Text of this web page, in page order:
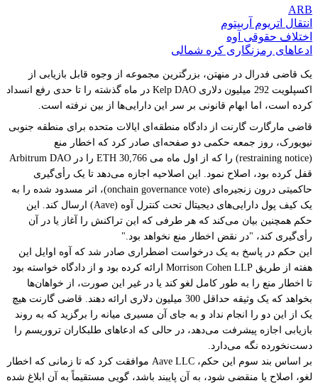
ARB
انتقال اتریوم آربیتوم
اختلاف حقوقی آوه
ادعاهای رمزنگاری کره شمالی
یک قاضی فدرال در منهتن، بزرگترین مجموعه از وجوه قابل بازیابی از
اکسپلویت 292 میلیون دلاری Kelp DAO در ماه گذشته را تا حدی رفع انسداد
کرده است، اما ابهام قانونی بر سر این دارایی‌ها از بین نرفته است.
قاضی مارگارت گارنت از دادگاه منطقه‌ای ایالات متحده برای منطقه جنوبی
نیویورک، روز جمعه حکمی دو صفحه‌ای صادر کرد که اخطار منع
(restraining notice) را که از اول ماه می 30,766 ETH را در Arbitrum DAO
قفل کرده بود، اصلاح نمود. این اصلاحیه اجازه می‌دهد تا یک رأی‌گیری
حاکمیتی درون زنجیره‌ای (onchain governance vote)، اتر مسدود شده را به
یک کیف پول دارایی‌های دیجیتال تحت کنترل آوه (Aave) ارسال کند. این
حکم همچنین بیان می‌کند که هر طرفی که این تراکنش را آغاز یا در آن
رأی‌گیری کند، "در نقض اخطار منع نخواهد بود."
این حکم در پاسخ به یک درخواست اضطراری صادر شد که آوه اوایل این
هفته از طریق Morrison Cohen LLP ارائه کرده بود و از دادگاه خواسته بود
تا اخطار منع را به طور کامل لغو کند یا در غیر این صورت، از خواهان‌ها
بخواهد که یک وثیقه حداقل 300 میلیون دلاری ارائه دهند. قاضی گارنت هیچ
یک از این دو را انجام نداد و به جای آن مسیری میانه را برگزید که به روند
بازیابی اجازه پیشرفت می‌دهد، در حالی که ادعاهای طلبکاران تروریسم را
دست‌نخورده نگه می‌دارد.
بر اساس بند سوم این حکم، Aave LLC موافقت کرد که تا زمانی که اخطار
لغو، اصلاح یا منقضی شود، به آن پایبند باشد، گویی مستقیماً به آن ابلاغ شده